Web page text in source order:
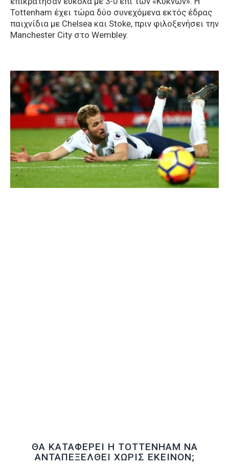
Tottenham έχει τώρα δύο συνεχόμενα εκτός έδρας
παιχνίδια με Chelsea και Stoke, πριν φιλοξενήσει την
Manchester City στο Wembley.
ΘΑ ΚΑΤΑΦΕΡΕΙ Η TOTTENHAM ΝΑ
ΑΝΤΑΠΕΞΕΛΘΕΙ ΧΩΡΙΣ ΕΚΕΙΝΟΝ;